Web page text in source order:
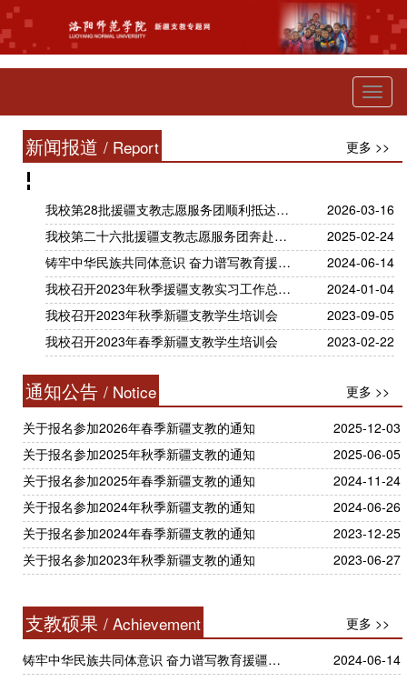
新闻报道 / Report 更多 >>
我校第28批援疆支教志愿服务团顺利抵达哈密开展支教工作
2026-03-16
我校第二十六批援疆支教志愿服务团奔赴哈密开展支教活动
2025-02-24
铸牢中华民族共同体意识 奋力谱写教育援疆新篇章——我校举行援疆支教20周年座谈会暨深化教育合作框架协议签约仪式
2024-06-14
我校召开2023年秋季援疆支教实习工作总结会
2024-01-04
我校召开2023年秋季新疆支教学生培训会
2023-09-05
我校召开2023年春季新疆支教学生培训会
2023-02-22
通知公告 / Notice
更多 >>
关于报名参加2026年春季新疆支教的通知
2025-12-03
关于报名参加2025年秋季新疆支教的通知
2025-06-05
关于报名参加2025年春季新疆支教的通知
2024-11-24
关于报名参加2024年秋季新疆支教的通知
2024-06-26
关于报名参加2024年春季新疆支教的通知
2023-12-25
关于报名参加2023年秋季新疆支教的通知
2023-06-27
支教硕果 / Achievement
更多 >>
铸牢中华民族共同体意识 奋力谱写教育援疆新篇章——我校举行援疆支教20周年座谈会暨深化教育合作框架协议签约仪式
2024-06-14